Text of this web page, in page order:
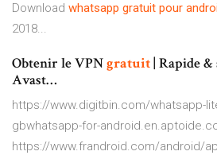
Download whatsapp gratuit pour
2018...
Obtenir le VPNgratuit| Rapide
Avast…
https://www.digitbin.com/whatsapp-
gbwhatsapp-for-
https://www.frandroid.com/android/